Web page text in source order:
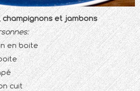
et jambons
en boite
cuit